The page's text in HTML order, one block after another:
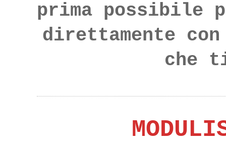
prima possibile
direttamente
che